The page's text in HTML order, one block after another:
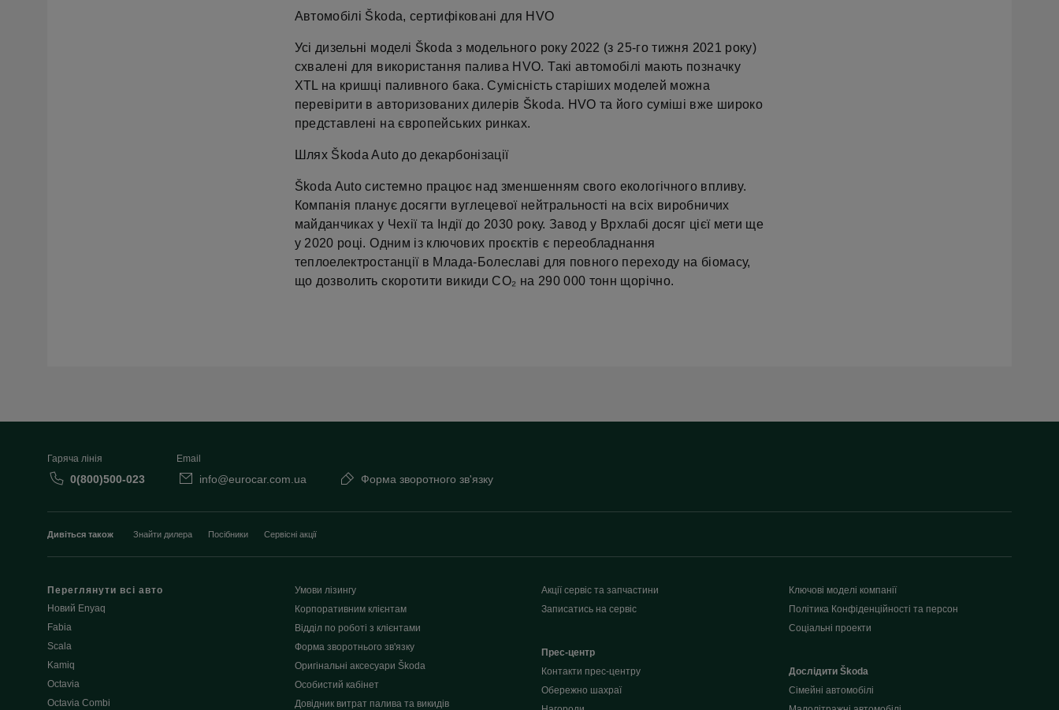
Автомобілі Škoda, сертифіковані для HVO
Усі дизельні моделі Škoda з модельного року 2022 (з 25-го тижня 2021 року)
схвалені для використання палива HVO. Такі автомобілі мають позначку
XTL на кришці паливного бака. Сумісність старіших моделей можна
перевірити в авторизованих дилерів Škoda. HVO та його суміші вже широко
представлені на європейських ринках.
Шлях Škoda Auto до декарбонізації
Škoda Auto системно працює над зменшенням свого екологічного впливу.
Компанія планує досягти вуглецевої нейтральності на всіх виробничих
майданчиках у Чехії та Індії до 2030 року. Завод у Врхлабі досяг цієї мети ще
у 2020 році. Одним із ключових проєктів є переобладнання
теплоелектростанції в Млада-Болеславі для повного переходу на біомасу,
що дозволить скоротити викиди СО₂ на 290 000 тонн щорічно.
Гаряча лінія
0(800)500-023
Email
info@eurocar.com.ua Форма зворотного зв'язку
Дивіться також Знайти дилера Посібники Сервісні акції
Переглянути всі авто
Новий Enyaq
Fabia
Scala
Kamiq
Octavia
Octavia Combi
Умови лізингу
Корпоративним клієнтам
Відділ по роботі з клієнтами
Форма зворотнього зв'язку
Оригінальні аксесуари Škoda
Особистий кабінет
Довідник витрат палива та викидів
Акції сервіс та запчастини
Записатись на сервіс
Прес-центр
Контакти прес-центру
Обережно шахраї
Ключові моделі компанії
Політика Конфіденційності та персон
Соціальні проекти
Дослідити Škoda
Сімейні автомобілі